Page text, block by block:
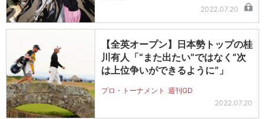
2022.07.20
【全英オープン】日本勢トップの桂
川有人「“また出たい”ではなく“次
は上位争いができるように”」
プロ・トーナメント 週刊GD
2022.07.20